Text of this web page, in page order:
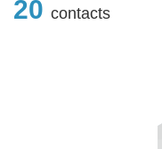
20 contacts